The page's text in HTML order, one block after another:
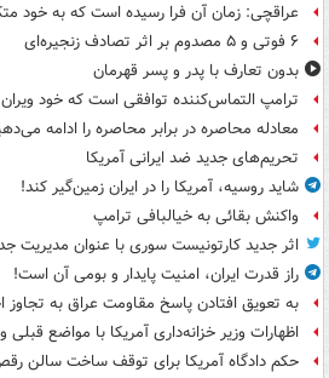
عراقچی: زمان آن فرا رسیده است که به خود
۶ فوتی و ۵ مصدوم بر اثر تصادف زنجیره‌ای
بدون تعارف با پدر و پسر قهرمان
ترامپ التماس‌کننده توافقی است که خود
معادله محاصره در برابر محاصره را ادامه
تحریم‌های جدید ضد ایرانی آمریکا
شاید روسیه، آمریکا را در ایران زمین‌گیر کند!
واکنش بقائی به خیالبافی ترامپ
اثر جدید کارتونیست سوری با عنوان مدیریت
راز قدرت ایران، امنیت پایدار و بومی آن است!
به تعویق افتادن پاسخ مقاومت عراق به تجاوز
اظهارات وزیر خزانه‌داری آمریکا با مواضع
حکم دادگاه آمریکا برای توقف ساخت سالن